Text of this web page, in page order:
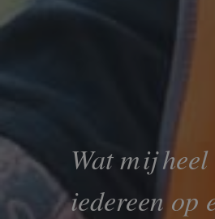
Wat mij
iedereen op